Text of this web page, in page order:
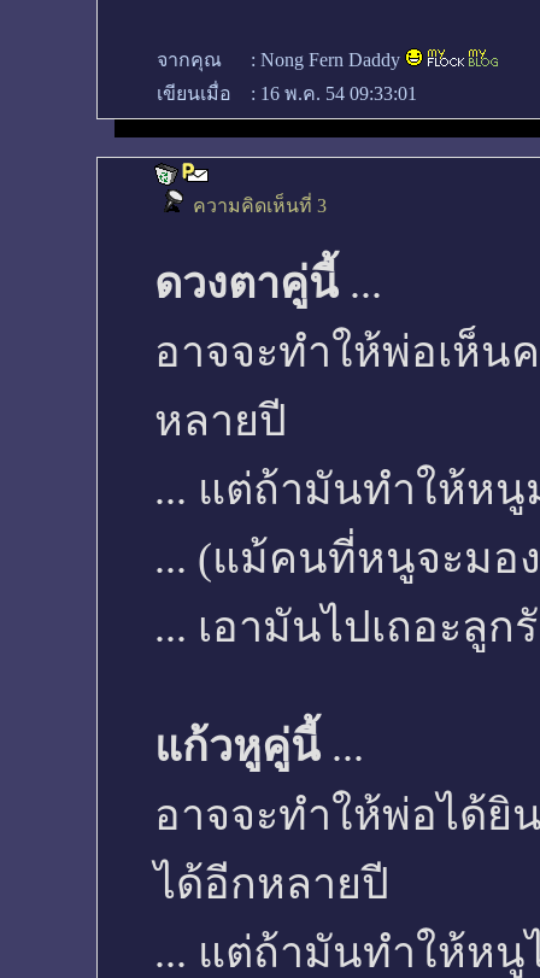
จากคุณ : Nong Fern Daddy
เขียนเมื่อ
: 16 พ.ค. 54 09:33:01
ความคิดเห็นที่ 3
ดวงตาคู่นี้ ...
อาจจะทำให้พ่อเห็น
หลายปี
... แต่ถ้ามันทำให้หนู
... (แม้คนที่หนูจะมอ
... เอามันไปเถอะลูก
แก้วหูคู่นี้ ...
อาจจะทำให้พ่อได้ยิ
ได้อีกหลายปี
... แต่ถ้ามันทำให้หนู